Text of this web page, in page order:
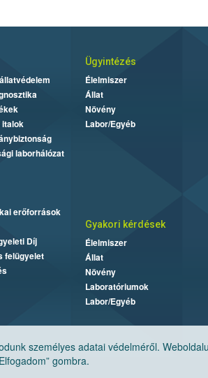
személyes adatai védelméről.
gombra.
italok
laborhálózat
erőforrások
Díj
felügyelet
Ügyintézés
Élelmiszer
Állat
Növény
Labor/Egyéb
Gyakori kérdések
Élelmiszer
Állat
Növény
Laboratóriumok
Labor/Egyéb